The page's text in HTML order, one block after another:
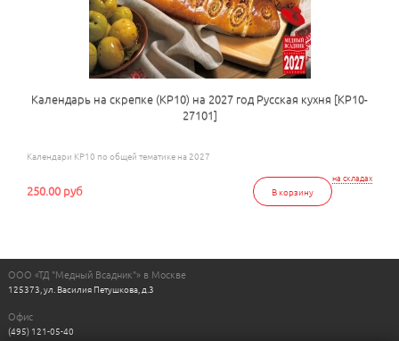
Календарь на скрепке (КР10) на 2027 год Русская кухня [КР10-
27101]
Календари КР10 по общей тематике на 2027
на складах
В корзину
250.00 руб
ООО «ТД "Медный Всадник"» в Москве
125373, ул. Василия Петушкова, д.3
Офис
(495) 121-05-40